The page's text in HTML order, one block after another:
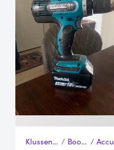
Klussen & Gereedschap / Boormachines /